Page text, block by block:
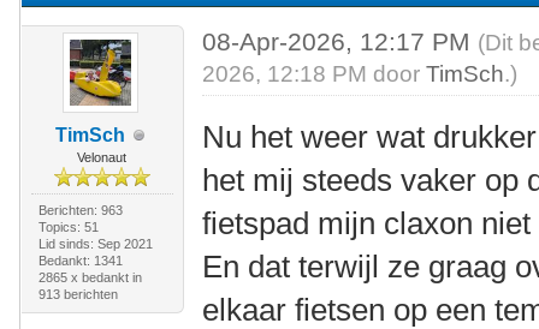
TimSch
Velonaut
Berichten: 963
Topics: 51
Lid sinds: Sep 2021
Bedankt: 1341
2865 x bedankt in
913 berichten
08-Apr-2026, 12:17 PM (Dit
2026, 12:18 PM doorTimSch.)
Nu het weer wat
het mij steeds vaker op
fietspad mijn claxon
En dat terwijl ze graag
elkaar fietsen op een